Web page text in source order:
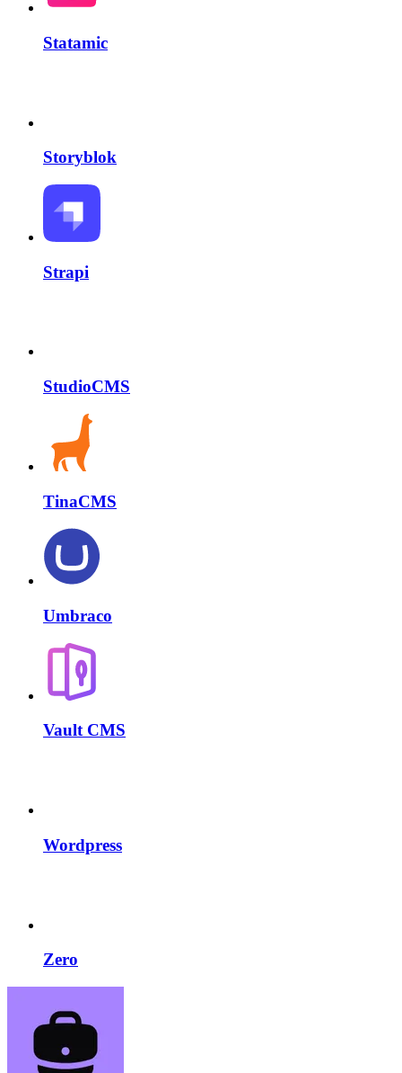
Statamic
Storyblok
Strapi
StudioCMS
TinaCMS
Umbraco
Vault CMS
Wordpress
Zero